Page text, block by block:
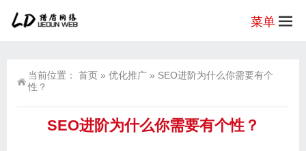
菜单
当前位置： 首页 » 优化推广 » SEO进阶为什么你需要有个
性？
SEO进阶为什么你需要有个性？